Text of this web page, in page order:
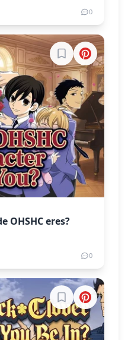
0
Inicia sesión
OHSHC eres?
0
Inicia sesión